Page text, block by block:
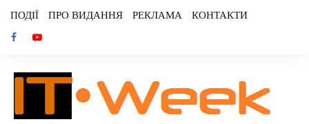
content
ПОДІЇ ПРО ВИДАННЯ РЕКЛАМА КОНТАКТИ